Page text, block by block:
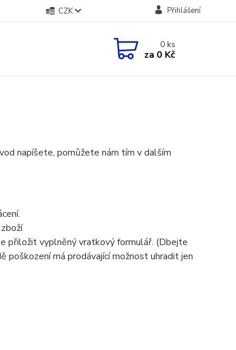
CZK Přihlášení
0ks
za 0 Kč
napíšete, pomůžete nám tím v dalším
přiložit vyplněný vratkový formulář. (Dbejte
má prodávající možnost uhradit jen